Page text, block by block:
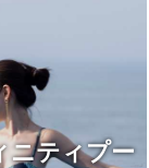
ニティプー